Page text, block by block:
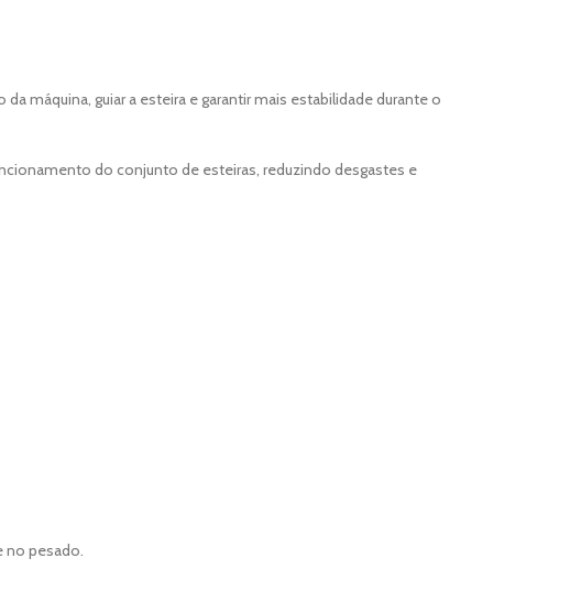
da máquina, guiar a esteira e garantir mais estabilidade durante o
do conjunto de esteiras, reduzindo desgastes e
no pesado.